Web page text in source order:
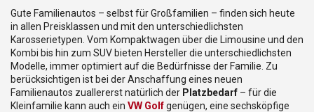
Gute Familienautos – selbst für Großfamilien – finden sich heute
in allen Preisklassen und mit den unterschiedlichsten
Karosserietypen. Vom Kompaktwagen über die Limousine und den
Kombi bis hin zum SUV bieten Hersteller die unterschiedlichsten
Modelle, immer optimiert auf die Bedürfnisse der Familie. Zu
berücksichtigen ist bei der Anschaffung eines neuen
Familienautos zuallererst natürlich der Platzbedarf – für die
Kleinfamilie kann auch ein VW Golfgenügen, eine sechsköpfige